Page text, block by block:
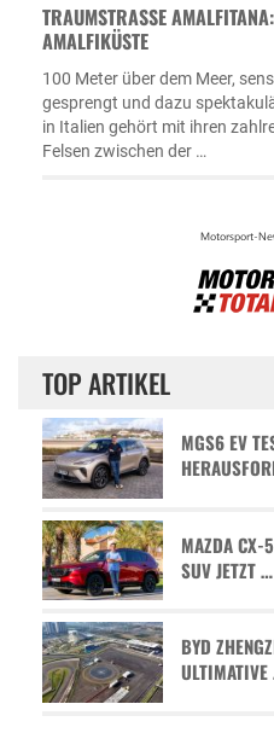
TRAUMSTRASSE AMALFITANA:
MALFIKÜSTE
100 Meter über dem Meer,
gesprengt und dazu
in Italien gehört mit ihren
Felsen zwischen der …
TOP ARTIKEL
MGS6 EV
MAZDA CX-
SUV JETZT …
BYD